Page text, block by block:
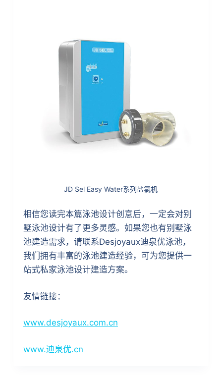
JD Sel Easy Water系列盐氯机
相信您读完本篇泳池设计创意后，一定会对别
墅泳池设计有了更多灵感。如果您也有别墅泳
池建造需求，请联系Desjoyaux迪泉优泳池，
我们拥有丰富的泳池建造经验，可为您提供一
站式私家泳池设计建造方案。
友情链接：
www.desjoyaux.com.cn
www.迪泉优.cn